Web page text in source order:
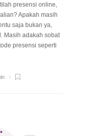
presensi online,
Apakah masih
saja bukan ya,
Masih adakah sobat
presensi seperti